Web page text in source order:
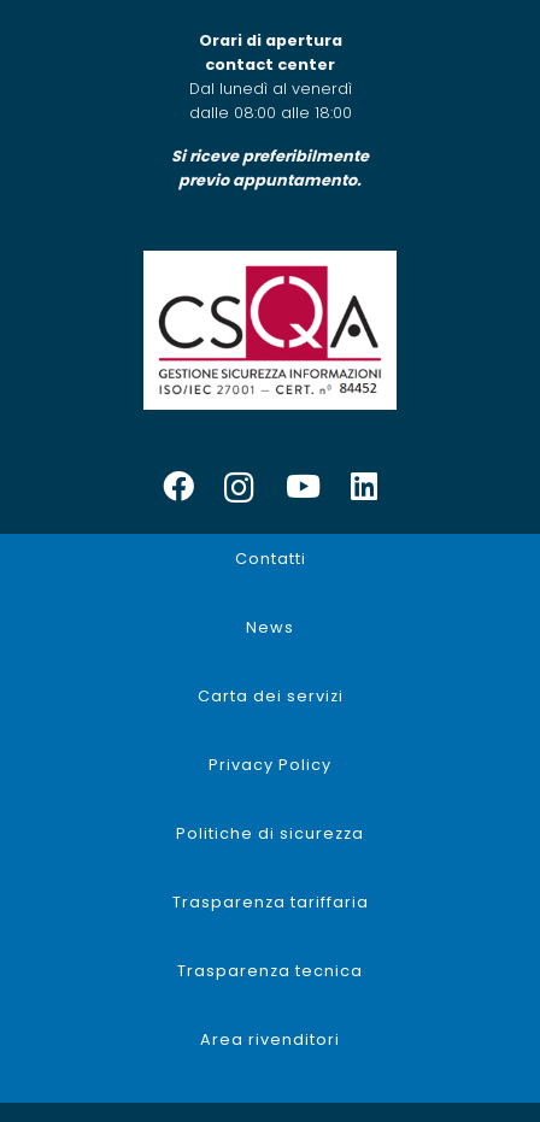
Orari di apertura
contact center
Dal lunedì al venerdì
dalle 08:00 alle 18:00
Si riceve preferibilmente
previo appuntamento.
Contatti
News
Carta dei servizi
Privacy Policy
Politiche di sicurezza
Trasparenza tariffaria
Trasparenza tecnica
Area rivenditori